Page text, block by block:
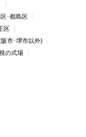
･都島区
区
市･堺市以外)
の式場